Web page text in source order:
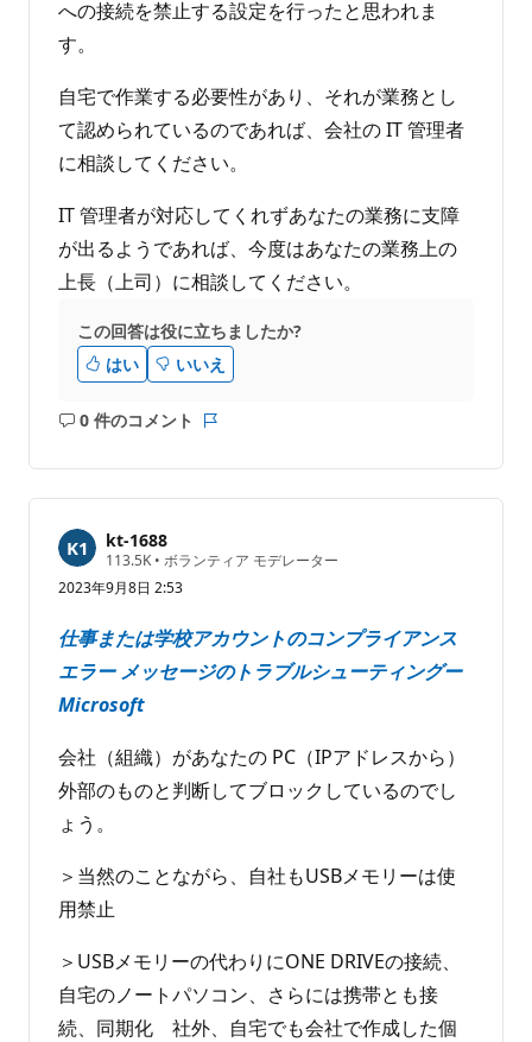
への接続を禁止する設定を行ったと思われま
す。
自宅で作業する必要性があり、それが業務とし
て認められているのであれば、会社の IT 管理者
に相談してください。
IT 管理者が対応してくれずあなたの業務に支障
が出るようであれば、今度はあなたの業務上の
上長（上司）に相談してください。
この回答は役に立ちましたか?
はい
いいえ
0 件のコメント
コ
ト
は
あ
り
せ
ん
ト
kt-1688
113.5K 評
の
イ
ン
ト
• ボランティア モデレーター
2023年9月8日 2:53
仕事または学校アカウントのコンプライアンス
エラー メッセージのトラブルシューティングー
Microsoft
会社（組織）があなたの PC（IPアドレスから）
外部のものと判断してブロックしているのでし
ょう。
＞当然のことながら、自社もUSBメモリーは使
用禁止
＞USBメモリーの代わりにONE DRIVEの接続、
自宅のノートパソコン、さらには携帯とも接
続、同期化 社外、自宅でも会社で作成した個